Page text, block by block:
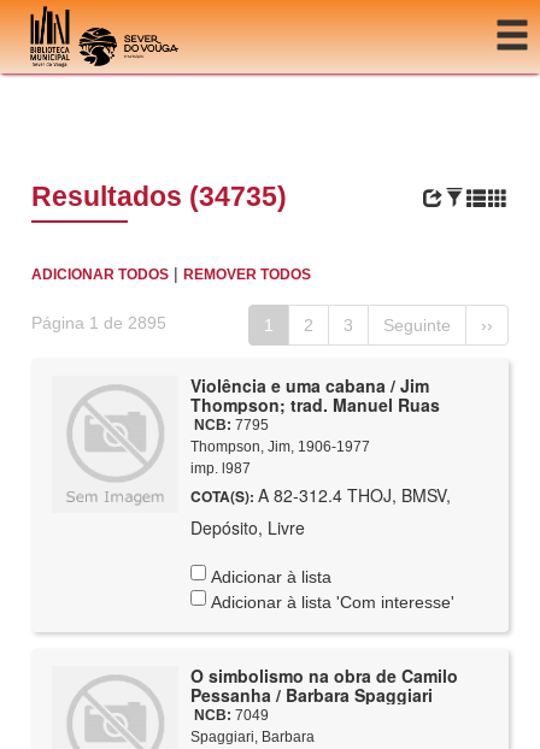
Ir para o conteúdo
Resultados (34735)
ADICIONAR TODOS |REMOVER TODOS
Página 1 de 2895 1 2 3 Seguinte ››
Violência e uma cabana / Jim
Thompson; trad. Manuel Ruas
NCB: 7795
Thompson, Jim, 1906-1977
imp. l987
COTA(S): A 82-312.4 THOJ, BMSV,
Depósito, Livre
Adicionar à lista
Adicionar à lista 'Com interesse'
O simbolismo na obra de Camilo
Pessanha / Barbara Spaggiari
NCB: 7049
Spaggiari, Barbara